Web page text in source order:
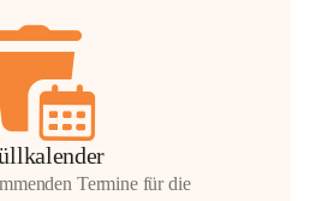
Termine für die